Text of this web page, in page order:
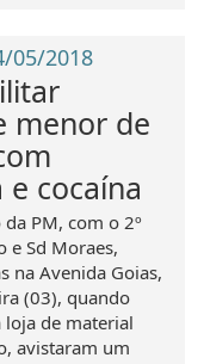
05/2018
menor de
cocaína
PM, com o 2º
e Sd Moraes,
na Avenida Goias,
(03), quando
de material
avistaram um